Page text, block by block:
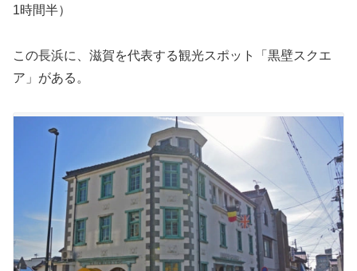
1時間半）
この長浜に、滋賀を代表する観光スポット「黒壁スクエ
ア」がある。